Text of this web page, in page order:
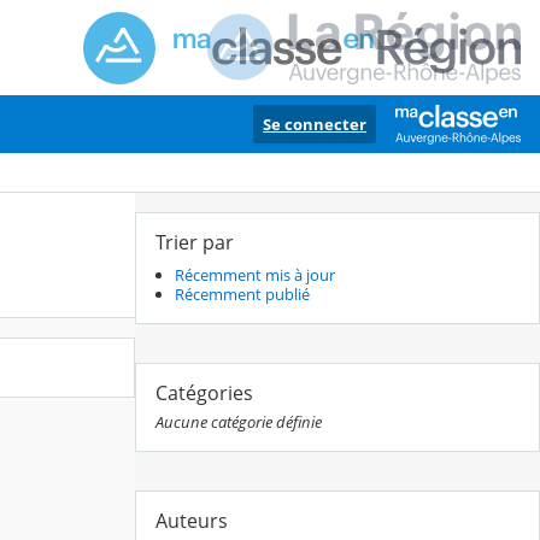
Se connecter
Trier par
Récemment mis à jour
Récemment publié
Catégories
Aucune catégorie définie
Auteurs